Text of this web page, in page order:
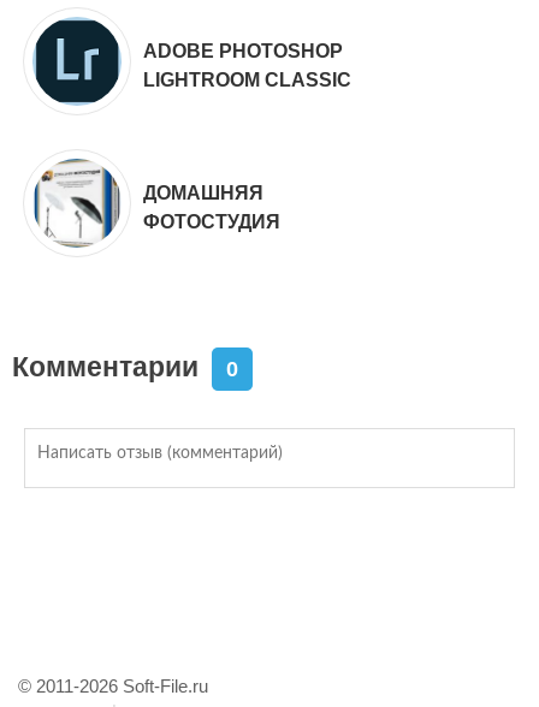
ADOBE PHOTOSHOP
LIGHTROOM CLASSIC
ДОМАШНЯЯ
ФОТОСТУДИЯ
Комментарии 0
© 2011-2026 Soft-File.ru